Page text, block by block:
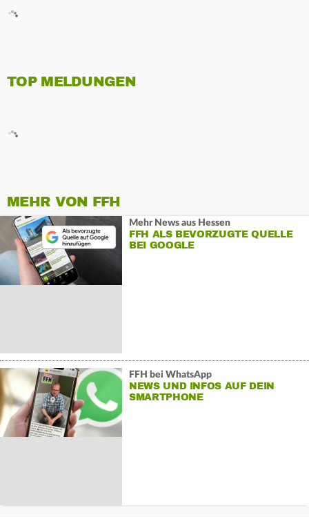
TOP MELDUNGEN
MEHR VON FFH
Mehr News aus Hessen
FFH ALS BEVORZUGTE QUELLE
BEI GOOGLE
FFH bei WhatsApp
NEWS UND INFOS AUF DEIN
SMARTPHONE